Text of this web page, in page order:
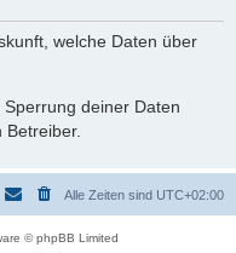
welche Daten über
deiner Daten
Betreiber.
Alle Zeiten sind UTC+02:00
© phpBB Limited